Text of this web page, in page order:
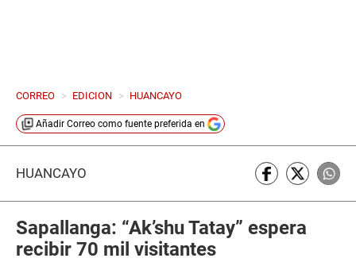
CORREO > EDICION > HUANCAYO
Añadir Correo como fuente preferida en
HUANCAYO
Sapallanga: “Ak’shu Tatay” espera
recibir 70 mil visitantes